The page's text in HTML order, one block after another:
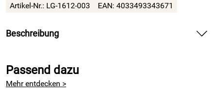
Artikel-Nr.: LG-1612-003 EAN: 4033493343671
Beschreibung
Puro Vegano vonLana Grossa
flauschiges Kettgarn vollkommen ohne tierische Fasern.
Passend dazu
Mehr entdecken >